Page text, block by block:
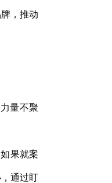
，推动
量不聚
果就案
通过盯